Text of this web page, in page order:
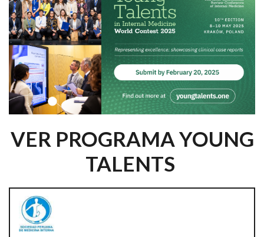
VER PROGRAMA YOUNG
TALENTS